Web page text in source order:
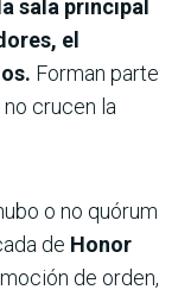
sala principal
el
Forman parte
crucen la
o no quórum
de Honor
de orden,